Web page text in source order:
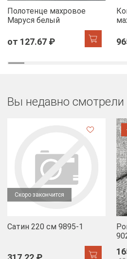
Полотенце махровое
Маруся белый
от 127.67 ₽
Вы недавно смотрели
Скоро закончится
Сатин 220 см 9895-1